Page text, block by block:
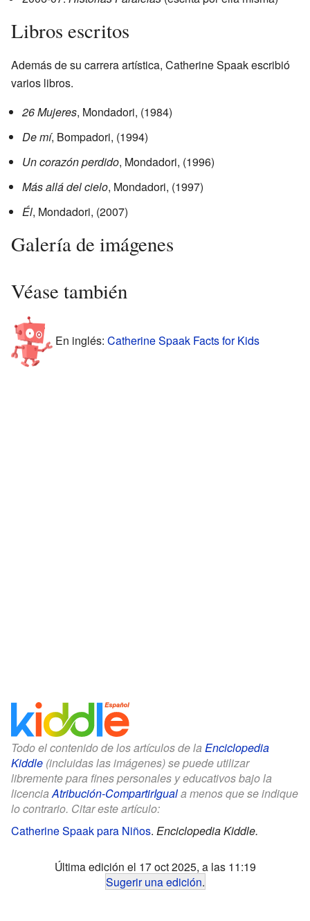
Libros escritos
Además de su carrera artística, Catherine Spaak escribió
varios libros.
26 Mujeres, Mondadori, (1984)
De mí, Bompadori, (1994)
Un corazón perdido, Mondadori, (1996)
Más allá del cielo, Mondadori, (1997)
Él, Mondadori, (2007)
Galería de imágenes
Véase también
En inglés: Catherine Spaak Facts for Kids
Todo el contenido de los artículos de la Enciclopedia
Kiddle (incluidas las imágenes) se puede utilizar
libremente para fines personales y educativos bajo la
licenciaAtribución-CompartirIguala menos que se indique
lo contrario. Citar este artículo:
Catherine Spaak para Niños. Enciclopedia Kiddle.
Última edición el 17 oct 2025, a las 11:19
Sugerir una edición.